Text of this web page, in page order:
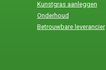
Kunstgras aanleggen
Onderhoud
Betrouwbare leverancier